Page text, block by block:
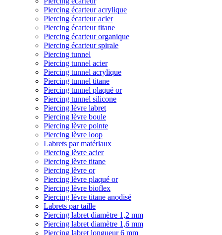
Piercing écarteur acrylique
Piercing écarteur acier
Piercing écarteur titane
Piercing écarteur organique
Piercing écarteur spirale
Piercing tunnel
Piercing tunnel acier
Piercing tunnel acrylique
Piercing tunnel titane
Piercing tunnel plaqué or
Piercing tunnel silicone
Piercing lèvre labret
Piercing lèvre boule
Piercing lèvre pointe
Piercing lèvre loop
Labrets par matériaux
Piercing lèvre acier
Piercing lèvre titane
Piercing lèvre or
Piercing lèvre plaqué or
Piercing lèvre bioflex
Piercing lèvre titane anodisé
Labrets par taille
Piercing labret diamètre 1,2 mm
Piercing labret diamètre 1,6 mm
Piercing labret longueur 6 mm